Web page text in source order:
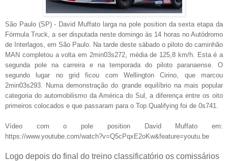
São Paulo (SP) - David Muffato larga na pole position da sexta etapa da
Fórmula Truck, a ser disputada neste domingo às 14 horas no Autódromo
de Interlagos, em São Paulo. Na tarde deste sábado o piloto do caminhão
MAN completou a volta em 2min03s272, média de 125,8 km/h. Esta é a
segunda pole na carreira e na temporada do piloto paranaense. O
segundo lugar no grid ficou com Wellington Cirino, que marcou
2min03s293. Numa demonstração do grande equilíbrio na mais popular
categoria do automobilismo da América do Sul, a diferença entre os oito
primeiros colocados e que passaram para o Top Qualifying foi de 0s741.
Vídeo com o pole position David Muffato em:
https://www.youtube.com/watch?v=Q5cPqxE2oKw&feature=youtu.be
Logo depois do final do treino classificatório os comissários